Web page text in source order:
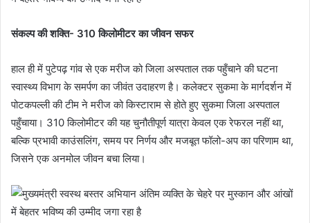
संकल्प की शक्ति- 310 किलोमीटर का जीवन सफर
हाल ही में पुटेपढ़ गांव से एक मरीज को जिला अस्पताल तक पहुँचाने की घटना
स्वास्थ्य विभाग के समर्पण का जीवंत उदाहरण है। कलेक्टर सुकमा के मार्गदर्शन में
पोटकपल्ली की टीम ने मरीज को किस्टाराम से होते हुए सुकमा जिला अस्पताल
पहुँचाया। 310 किलोमीटर की यह चुनौतीपूर्ण यात्रा केवल एक रेफरल नहीं था,
बल्कि प्रभावी काउंसलिंग, समय पर निर्णय और मजबूत फॉलो-अप का परिणाम था,
जिसने एक अनमोल जीवन बचा लिया।